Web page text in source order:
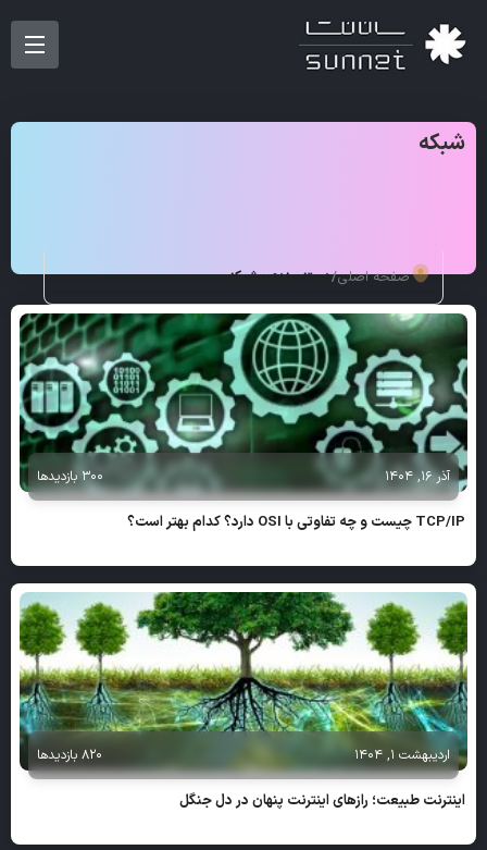
شبکه
صفحه اصلی/دسته بندی: شبکه
آذر 16, 1404 300 بازدیدها
TCP/IP چیست و چه تفاوتی با OSI دارد؟ کدام بهتر است؟
اردیبهشت 1, 1404 820 بازدیدها
اینترنت طبیعت؛ رازهای اینترنت پنهان در دل جنگل